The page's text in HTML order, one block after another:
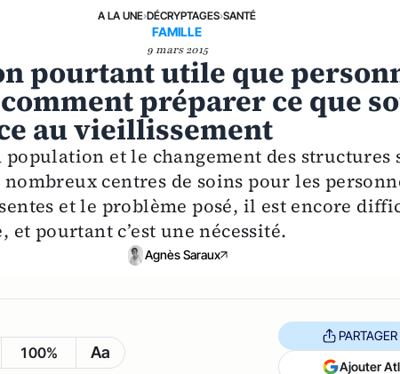
A LA UNE›DÉCRYPTAGES›SANTÉ
FAMILLE
9 mars 2015
pourtant utile que
préparer ce que
au vieillissement
et le changement des structures
centres de soins pour les
et le problème posé, il est encore
pourtant c’est une nécessité.
Agnès Saraux
100% Aa
PARTAGER
Ajouter